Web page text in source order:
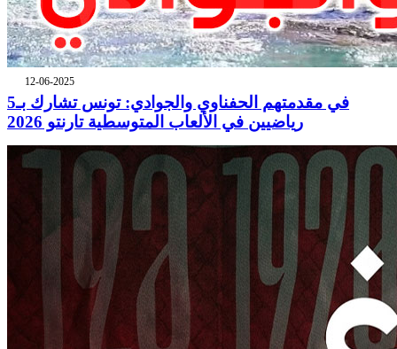
12-06-2025
في مقدمتهم الحفناوي والجوادي: تونس تشارك بـ5
رياضيين في الألعاب المتوسطية تارنتو 2026